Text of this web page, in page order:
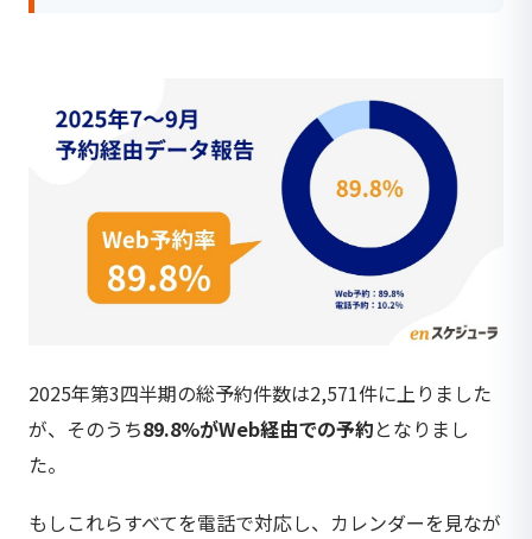
2025年第3四半期の総予約件数は2,571件に上りました
が、そのうち89.8%がWeb経由での予約となりまし
た。
もしこれらすべてを電話で対応し、カレンダーを見なが